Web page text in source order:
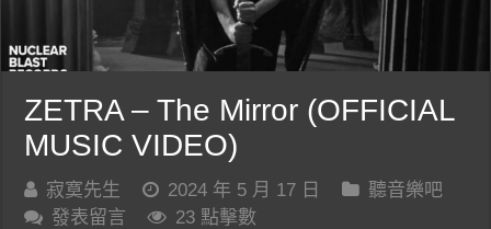
ZETRA – The Mirror (OFFICIAL
MUSIC VIDEO)
寂寞先生 2024 年 5 月 17 日
聽音樂吧
發表留言
23 點擊數